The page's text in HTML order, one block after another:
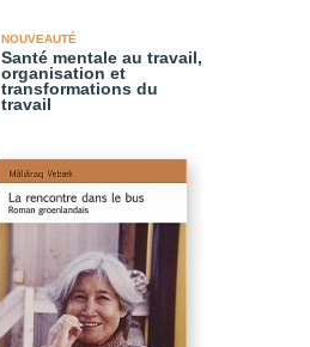
NOUVEAUTÉ
Santé mentale au travail,
organisation et
transformations du
travail